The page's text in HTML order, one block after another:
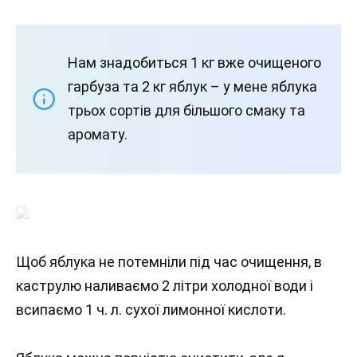
Нам знадобиться 1 кг вже очищеного
гарбуза та 2 кг яблук – у мене яблука
трьох сортів для більшого смаку та
аромату.
Щоб яблука не потемніли під час очищення, в
каструлю наливаємо 2 літри холодної води і
всипаємо 1 ч. л. сухої лимонної кислоти.